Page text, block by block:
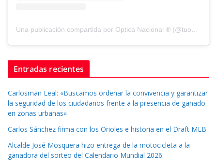
Una publicación compartida por Optica Nacional ® (@tuopticanacional)
Entradas recientes
Carlosman Leal: «Buscamos ordenar la convivencia y garantizar
la seguridad de los ciudadanos frente a la presencia de ganado
en zonas urbanas»
Carlos Sánchez firma con los Orioles e historia en el Draft MLB
Alcalde José Mosquera hizo entrega de la motocicleta a la
ganadora del sorteo del Calendario Mundial 2026